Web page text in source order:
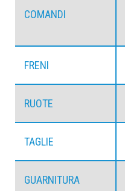
COMANDI
FRENI
RUOTE
TAGLIE
GUARNITURA